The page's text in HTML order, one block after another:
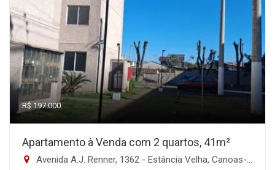
R$ 197.000
Apartamento à Venda com 2 quartos, 41m²
Avenida A.J. Renner, 1362 - Estância Velha, Canoas-RS